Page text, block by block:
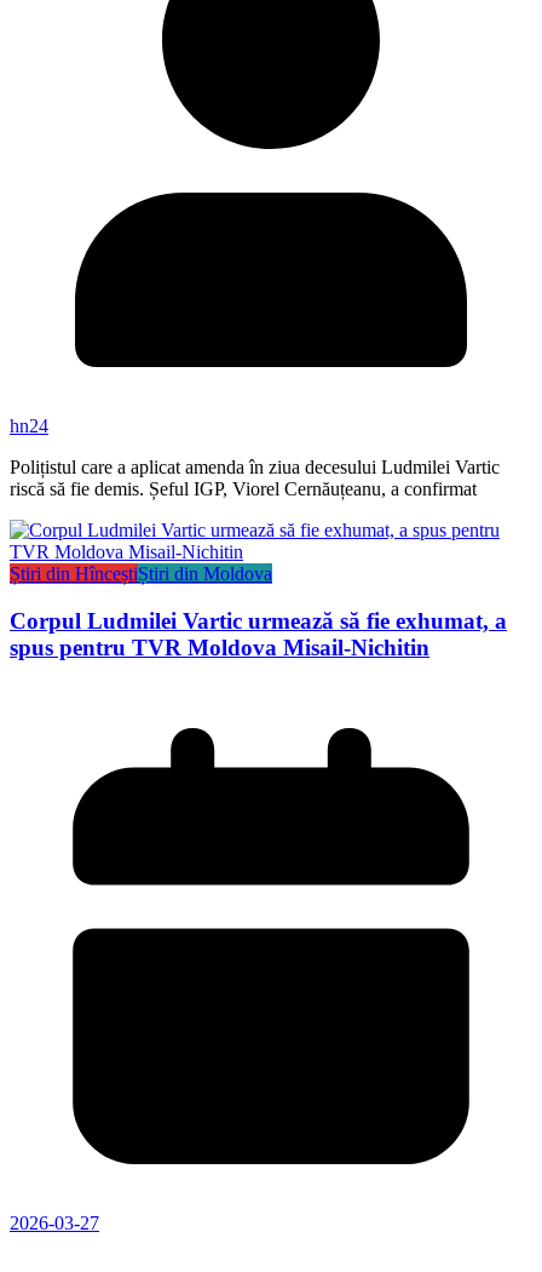
hn24
Polițistul care a aplicat amenda în ziua decesului Ludmilei Vartic
riscă să fie demis. Șeful IGP, Viorel Cernăuțeanu, a confirmat
Știri din HînceștiȘtiri din Moldova
Corpul Ludmilei Vartic urmează să fie exhumat, a
spus pentru TVR Moldova Misail-Nichitin
2026-03-27